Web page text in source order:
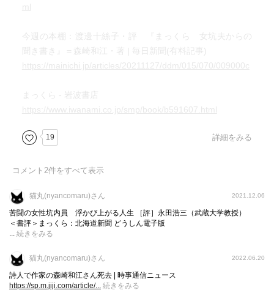
今週の本棚：渡邊十絲子・評 『まっくら 女坑夫からの
聞き書き』＝森崎和江・著 | 毎日新聞(有料記事)
まっくら - 岩波書店
19 詳細をみる
コメント 2件をすべて表示
猫丸(nyancomaru)さん 2021.12.06
苦闘の女性坑内員 浮かび上がる人生 ［評］永田浩三（武蔵大学教授）
＜書評＞まっくら：北海道新聞 どうしん電子版
... 続きをみる
猫丸(nyancomaru)さん 2022.06.20
詩人で作家の森崎和江さん死去 | 時事通信ニュース
https://sp.m.jiji.com/article/... 続きをみる